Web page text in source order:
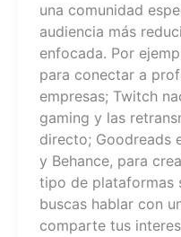
una comunidad
audiencia más
enfocada. Por
para conectar a
empresas; Twitch
gaming y las
directo; Goodreads
y Behance, para
tipo de plataformas
buscas hablar con
comparte tus